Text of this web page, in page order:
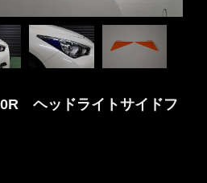
ヘッドライトサイドフ